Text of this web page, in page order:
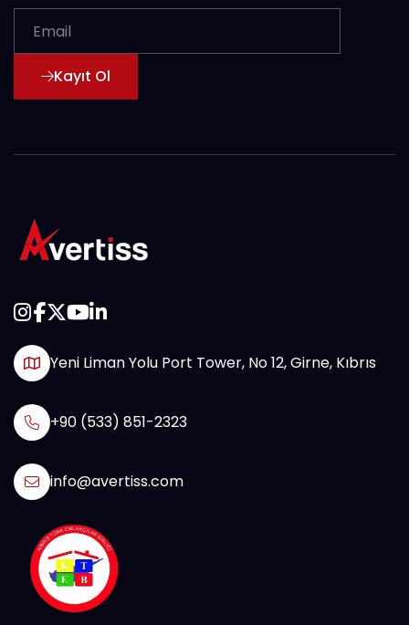
Kayıt Ol
Yeni Liman Yolu Port Tower, No 12, Girne, Kıbrıs
+90 (533) 851-2323
info@avertiss.com